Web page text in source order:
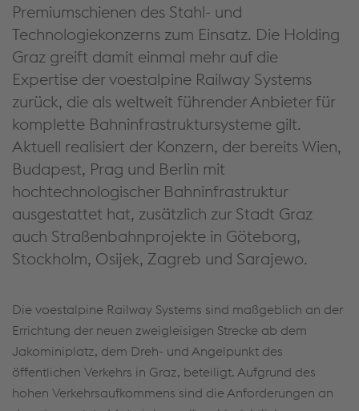
Premiumschienen des Stahl- und
Technologiekonzerns zum Einsatz. Die Holding
Graz greift damit einmal mehr auf die
Expertise der voestalpine Railway Systems
zurück, die als weltweit führender Anbieter für
komplette Bahninfrastruktursysteme gilt.
Aktuell realisiert der Konzern, der bereits Wien,
Budapest, Prag und Berlin mit
hochtechnologischer Bahninfrastruktur
ausgestattet hat, zusätzlich zur Stadt Graz
auch Straßenbahnprojekte in Göteborg,
Stockholm, Osijek, Zagreb und Sarajewo.
Die voestalpine Railway Systems sind maßgeblich an der
Errichtung der neuen zweigleisigen Strecke ab dem
Jakominiplatz, dem Dreh- und Angelpunkt des
öffentlichen Verkehrs in Graz, beteiligt. Aufgrund des
hohen Verkehrsaufkommens sind die Anforderungen an